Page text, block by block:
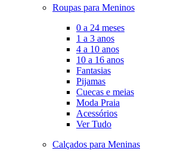
Roupas para Meninos
0 a 24 meses
1 a 3 anos
4 a 10 anos
10 a 16 anos
Fantasias
Pijamas
Cuecas e meias
Moda Praia
Acessórios
Ver Tudo
Calçados para Meninas